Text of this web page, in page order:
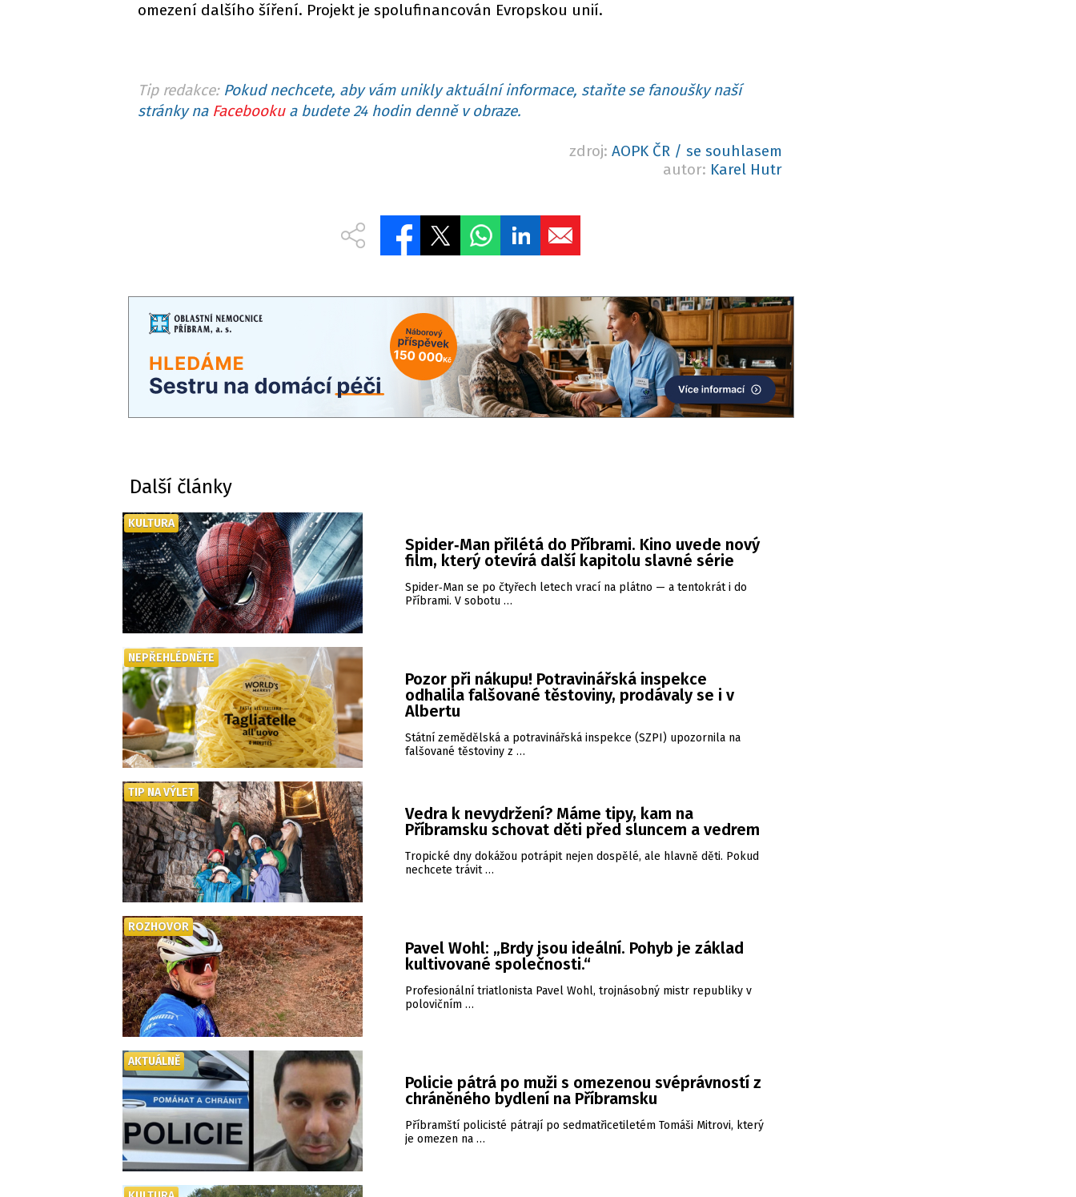
omezení dalšího šíření. Projekt je spolufinancován Evropskou unií.
Tip redakce: Pokud nechcete, aby vám unikly aktuální informace, staňte se fanoušky naší
stránky na Facebookua budete 24 hodin denně v obraze.
zdroj: AOPK ČR / se souhlasem
autor: Karel Hutr
Další články
Spider‑Man přilétá do Příbrami. Kino uvede nový
film, který otevírá další kapitolu slavné série
Spider‑Man se po čtyřech letech vrací na plátno — a tentokrát i do
Příbrami. V sobotu …
KULTURA
Pozor při nákupu! Potravinářská inspekce
odhalila falšované těstoviny, prodávaly se i v
Albertu
Státní zemědělská a potravinářská inspekce (SZPI) upozornila na
falšované těstoviny z …
NEPŘEHLÉDNĚTE
Vedra k nevydržení? Máme tipy, kam na
Příbramsku schovat děti před sluncem a vedrem
Tropické dny dokážou potrápit nejen dospělé, ale hlavně děti. Pokud
nechcete trávit …
TIP NA VÝLET
Pavel Wohl: „Brdy jsou ideální. Pohyb je základ
kultivované společnosti.“
Profesionální triatlonista Pavel Wohl, trojnásobný mistr republiky v
polovičním …
ROZHOVOR
Policie pátrá po muži s omezenou svéprávností z
chráněného bydlení na Příbramsku
Příbramští policisté pátrají po sedmatřicetiletém Tomáši Mitrovi, který
je omezen na …
AKTUÁLNĚ